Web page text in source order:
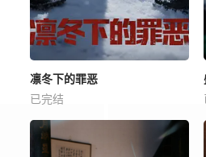
凛冬下的罪恶
已完结